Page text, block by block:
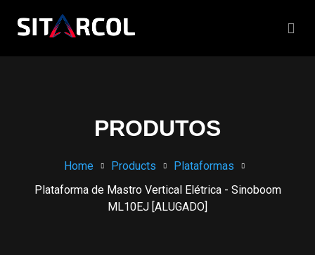
PRODUTOS
Home Products
Plataformas
Plataforma de Mastro Vertical Elétrica - Sinoboom
ML10EJ [ALUGADO]